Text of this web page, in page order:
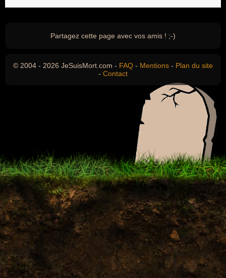
Partagez cette page avec vos amis ! ;-)
© 2004 - 2026 JeSuisMort.com - FAQ - Mentions - Plan du site
- Contact